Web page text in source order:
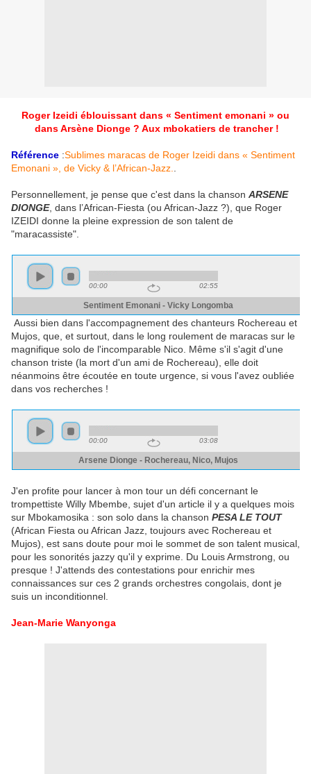
Roger Izeidi éblouissant dans « Sentiment emonani » ou
dans Arsène Dionge ? Aux mbokatiers de trancher !
Référence :Sublimes maracas de Roger Izeidi dans « Sentiment
Emonani », de Vicky & l’African-Jazz.
Personnellement, je pense que c'est dans la chanson ARSENE
DIONGE, dans l’African-Fiesta (ou African-Jazz ?), que Roger
IZEIDI donne la pleine expression de son talent de
"maracassiste".
Aussi bien dans l'accompagnement des chanteurs Rochereau et
Mujos, que, et surtout, dans le long roulement de maracas sur le
magnifique solo de l'incomparable Nico. Même s'il s'agit d'une
chanson triste (la mort d'un ami de Rochereau), elle doit
néanmoins être écoutée en toute urgence, si vous l'avez oubliée
dans vos recherches !
J'en profite pour lancer à mon tour un défi concernant le
trompettiste Willy Mbembe, sujet d'un article il y a quelques mois
sur Mbokamosika : son solo dans la chanson PESA LE TOUT
(African Fiesta ou African Jazz, toujours avec Rochereau et
Mujos), est sans doute pour moi le sommet de son talent musical,
pour les sonorités jazzy qu'il y exprime. Du Louis Armstrong, ou
presque ! J'attends des contestations pour enrichir mes
connaissances sur ces 2 grands orchestres congolais, dont je
suis un inconditionnel.
Jean-Marie Wanyonga